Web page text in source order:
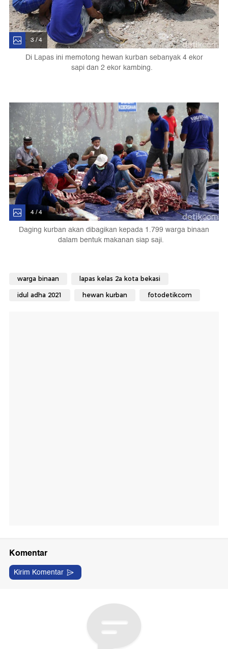
3 / 4
Di Lapas ini memotong hewan kurban sebanyak 4 ekor
sapi dan 2 ekor kambing.
4 / 4
Daging kurban akan dibagikan kepada 1.799 warga binaan
dalam bentuk makanan siap saji.
warga binaan lapas kelas 2a kota bekasi
idul adha 2021 hewan kurban fotodetikcom